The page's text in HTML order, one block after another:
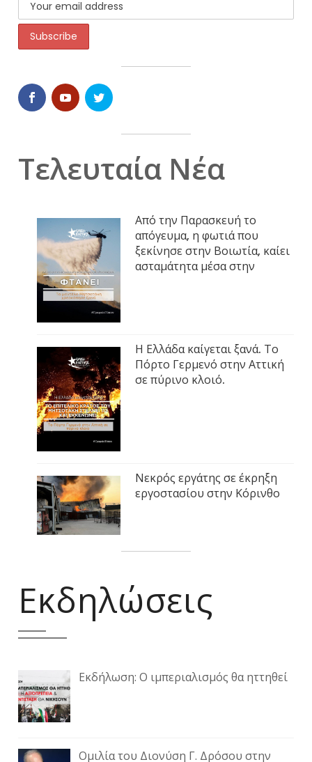
Τελευταία Νέα
Από την Παρασκευή το
απόγευμα, η φωτιά που
ξεκίνησε στην Βοιωτία, καίει
ασταμάτητα μέσα στην
Η Ελλάδα καίγεται ξανά. Το
Πόρτο Γερμενό στην Αττική
σε πύρινο κλοιό.
Νεκρός εργάτης σε έκρηξη
εργοστασίου στην Κόρινθο
Εκδηλώσεις
Εκδήλωση: Ο ιμπεριαλισμός θα ηττηθεί
Ομιλία του Διονύση Γ. Δρόσου στην